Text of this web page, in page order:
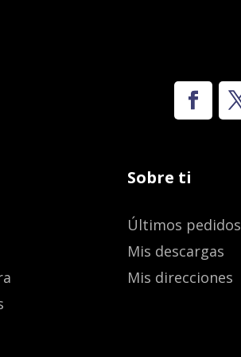
Sobre ti
Últimos pedidos
Mis descargas
Mis direcciones